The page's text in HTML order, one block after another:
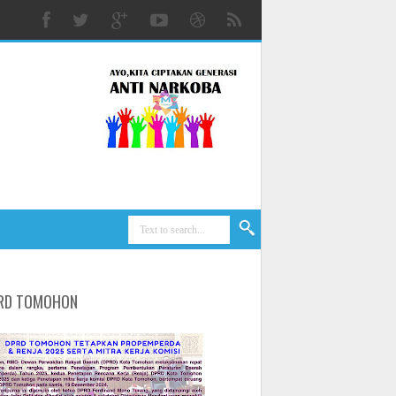
TOMOHON